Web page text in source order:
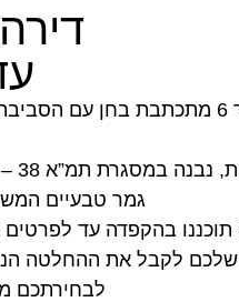
אדריכלות הקוצר 6 מתכתבת
גמר טבעיים
דירות הקוצר 6 תוכננו בהקפדה
שלכם לקבל את ההחלטה
לבחירתכם מגוון דירות 4, 5